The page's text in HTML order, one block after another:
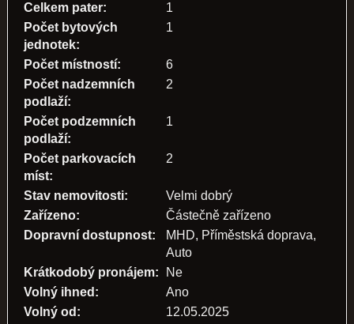
Celkem pater:
1
Počet bytových
jednotek:
1
Počet místností:
6
Počet nadzemních
podlaží:
2
Počet podzemních
podlaží:
1
Počet parkovacích
míst:
2
Stav nemovitosti:
Velmi dobrý
Zařízeno:
Částečně zařízeno
Dopravní dostupnost:
MHD, Příměstská doprava,
Auto
Krátkodobý pronájem:
Ne
Volný ihned:
Ano
Volný od:
12.05.2025